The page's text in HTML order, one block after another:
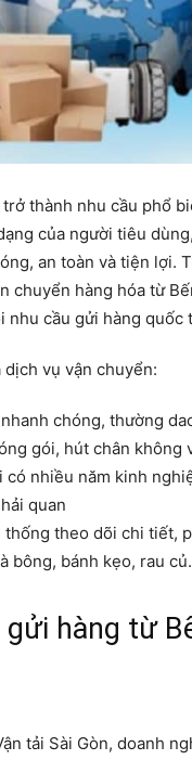
thành nhu cầu phổ
của người tiêu
an toàn và tiện lợi.
chuyển hàng hóa từ
nhu cầu gửi hàng quốc
vụ vận chuyển:
chóng, thường
gói, hút chân không
nhiều năm kinh
quan
theo dõi chi tiết,
bông, bánh kẹo, rau
hàng từ
tải Sài Gòn, doanh